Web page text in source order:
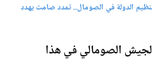
الدولة في الصومال.. تمدد صامت يهدد
الصومالي في هذا